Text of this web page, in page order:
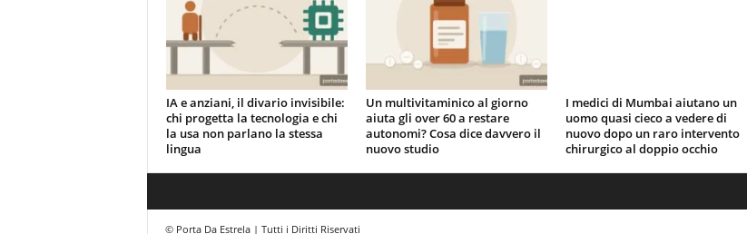
IA e anziani, il divario invisibile:
chi progetta la tecnologia e chi
la usa non parlano la stessa
lingua
Un multivitaminico al giorno
aiuta gli over 60 a restare
autonomi? Cosa dice davvero il
nuovo studio
I medici di Mumbai aiutano un
uomo quasi cieco a vedere di
nuovo dopo un raro intervento
chirurgico al doppio occhio
© Porta Da Estrela | Tutti i Diritti Riservati